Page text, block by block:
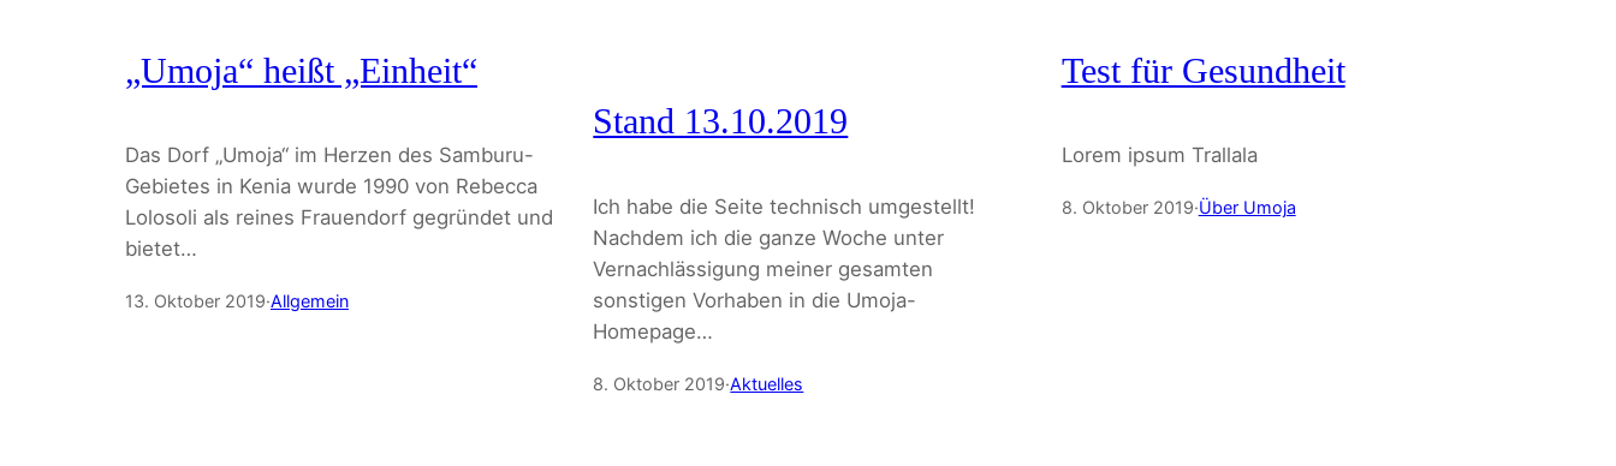
„Umoja“ heißt „Einheit“
Das Dorf „Umoja“ im Herzen des Samburu-
Gebietes in Kenia wurde 1990 von Rebecca
Lolosoli als reines Frauendorf gegründet und
bietet…
13. Oktober 2019·Allgemein
Stand 13.10.2019
Ich habe die Seite technisch umgestellt!
Nachdem ich die ganze Woche unter
Vernachlässigung meiner gesamten
sonstigen Vorhaben in die Umoja-
Homepage…
8. Oktober 2019·Aktuelles
Test für Gesundheit
Lorem ipsum Trallala
8. Oktober 2019·Über Umoja